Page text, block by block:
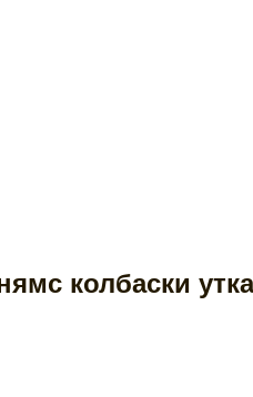
колбаски